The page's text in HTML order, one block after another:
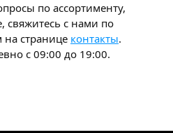
по ассортименту,
свяжитесь с нами по
странице контакты.
с 09:00 до 19:00.